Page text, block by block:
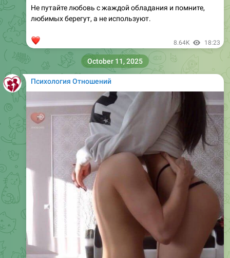
Не путайте любовь с жаждой обладания и помните,
любимых берегут, а не используют.
8.64K 18:23
Психология Отношений
October 11, 2025